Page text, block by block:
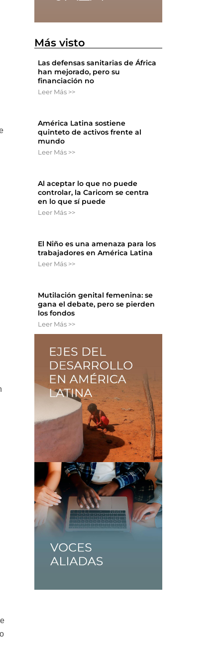
Más visto
Las defensas sanitarias de África
han mejorado, pero su
financiación no
Leer Más >>
América Latina sostiene
quinteto de activos frente al
mundo
Leer Más >>
Al aceptar lo que no puede
controlar, la Caricom se centra
en lo que sí puede
Leer Más >>
El Niño es una amenaza para los
trabajadores en América Latina
Leer Más >>
Mutilación genital femenina: se
gana el debate, pero se pierden
los fondos
Leer Más >>